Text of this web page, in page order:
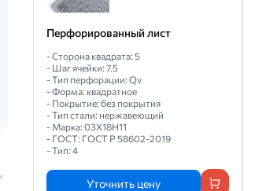
Перфорированный лист
- Сторона квадрата: 5
- Шаг ячейки: 7.5
- Тип перфорации: Qv
- Форма: квадратное
- Покрытие: без покрытия
- Тип стали: нержавеющий
- Марка: 03Х18Н11
- ГОСТ: ГОСТ Р 58602-2019
- Тип: 4
Уточнить цену